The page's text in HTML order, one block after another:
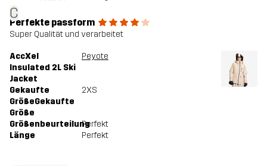
C
Perfekte passform
Super Qualität und verarbeitet
AccXel
Insulated 2L Ski
Jacket
Peyote
Gekaufte
GrößeGekaufte
Größe
2XS
GrößenbeurteilungPerfekt
Länge
Perfekt